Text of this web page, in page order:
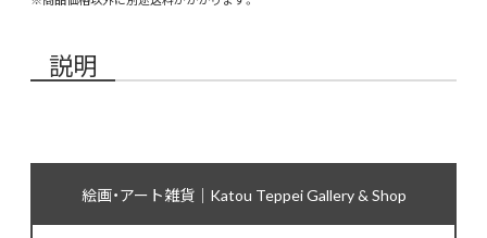
説明
絵画・アート雑貨｜Katou Teppei Gallery & Shop